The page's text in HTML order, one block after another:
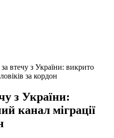
втечу з України: викрито
за кордон
з України:
канал міграції